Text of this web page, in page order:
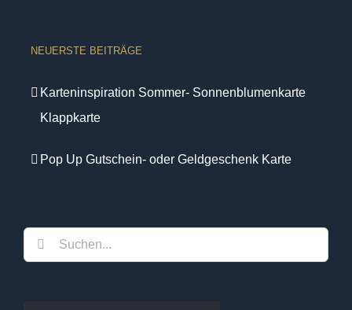
NEUERSTE BEITRÄGE
Karteninspiration Sommer- Sonnenblumenkarte
Klappkarte
Pop Up Gutschein- oder Geldgeschenk Karte
Suche
nach: